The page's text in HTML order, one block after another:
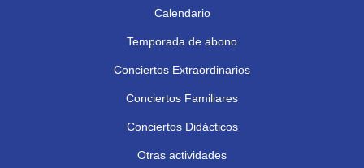
Calendario
Temporada de abono
Conciertos Extraordinarios
Conciertos Familiares
Conciertos Didácticos
Otras actividades